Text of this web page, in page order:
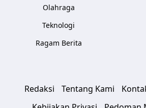
Olahraga
Teknologi
Ragam Berita
Redaksi Tentang Kami